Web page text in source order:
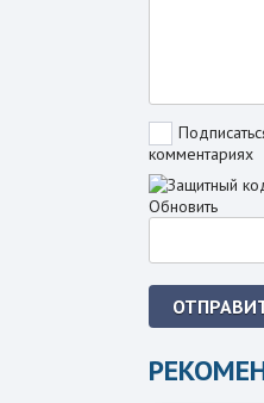
комментариях
Обновить